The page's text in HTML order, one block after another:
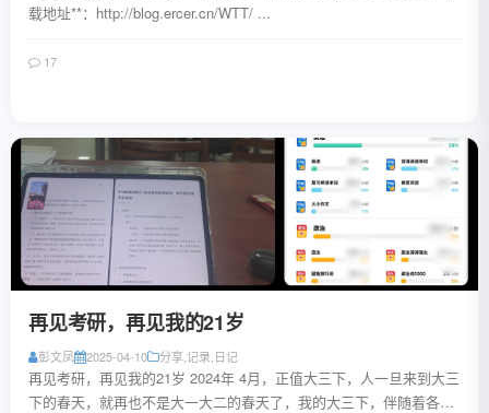
载地址**：http://blog.ercer.cn/WTT/ ...
17
再见考研，再见我的21岁
彭文凤 2025-04-10 分享记录 日记
再见考研，再见我的21岁 2024年 4月，正值大三下，人一旦来到大三
下的春天，就再也不是大一大二的春天了，我的大三下，伴随着各种